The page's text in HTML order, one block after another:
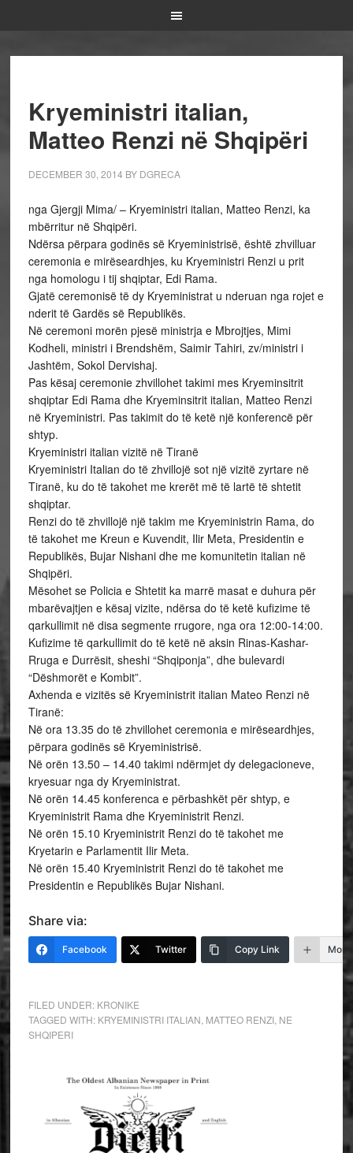
Kryeministri italian,
Matteo Renzi në Shqipëri
DECEMBER 30, 2014 BY DGRECA
nga Gjergji Mima/ – Kryeministri italian, Matteo Renzi, ka
mbërritur në Shqipëri.
Ndërsa përpara godinës së Kryeministrisë, është zhvilluar
ceremonia e mirëseardhjes, ku Kryeministri Renzi u prit
nga homologu i tij shqiptar, Edi Rama.
Gjatë ceremonisë të dy Kryeministrat u nderuan nga rojet e
nderit të Gardës së Republikës.
Në ceremoni morën pjesë ministrja e Mbrojtjes, Mimi
Kodheli, ministri i Brendshëm, Saimir Tahiri, zv/ministri i
Jashtëm, Sokol Dervishaj.
Pas kësaj ceremonie zhvillohet takimi mes Kryeminsitrit
shqiptar Edi Rama dhe Kryeminsitrit italian, Matteo Renzi
në Kryeministri. Pas takimit do të ketë një konferencë për
shtyp.
Kryeministri italian vizitë në Tiranë
Kryeministri Italian do të zhvillojë sot një vizitë zyrtare në
Tiranë, ku do të takohet me krerët më të lartë të shtetit
shqiptar.
Renzi do të zhvillojë një takim me Kryeministrin Rama, do
të takohet me Kreun e Kuvendit, Ilir Meta, Presidentin e
Republikës, Bujar Nishani dhe me komunitetin italian në
Shqipëri.
Mësohet se Policia e Shtetit ka marrë masat e duhura për
mbarëvajtjen e kësaj vizite, ndërsa do të ketë kufizime të
qarkullimit në disa segmente rrugore, nga ora 12:00-14:00.
Kufizime të qarkullimit do të ketë në aksin Rinas-Kashar-
Rruga e Durrësit, sheshi “Shqiponja”, dhe bulevardi
“Dëshmorët e Kombit”.
Axhenda e vizitës së Kryeministrit italian Mateo Renzi në
Tiranë:
Në ora 13.35 do të zhvillohet ceremonia e mirëseardhjes,
përpara godinës së Kryeministrisë.
Në orën 13.50 – 14.40 takimi ndërmjet dy delegacioneve,
kryesuar nga dy Kryeministrat.
Në orën 14.45 konferenca e përbashkët për shtyp, e
Kryeministrit Rama dhe Kryeministrit Renzi.
Në orën 15.10 Kryeministrit Renzi do të takohet me
Kryetarin e Parlamentit Ilir Meta.
Në orën 15.40 Kryeministrit Renzi do të takohet me
Presidentin e Republikës Bujar Nishani.
Share via:
Facebook Twitter Copy Link More
FILED UNDER: KRONIKE
TAGGED WITH: KRYEMINISTRI ITALIAN MATTEO RENZI, NE
SHQIPERI